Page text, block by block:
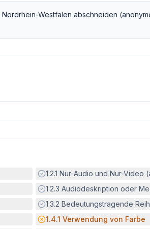
Nordrhein-Westfalen abschneiden
Erfüllt:
1.2.1 Nur-Audio und Nur-Video
Erfüllt:
1.2.3 Audiodeskription oder
Erfüllt:
1.3.2 Bedeutungstragende
Potenzielle Barriere:
1.4.1 Verwendung von Farbe